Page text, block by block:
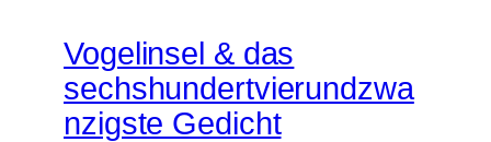
Vogelinsel & das
sechshundertvierundzwa
nzigste Gedicht